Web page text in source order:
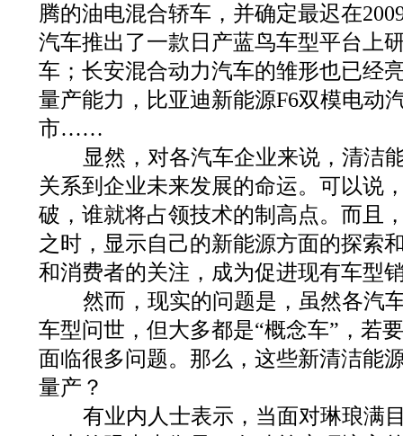
腾的油电混合轿车，并确定最迟在
汽车推出了一款日产蓝鸟车型平台上
车；长安混合动力汽车的雏形也已经
量产能力，比亚迪新能源F6双模电动
市……
显然，对各汽车企业来说，清洁
关系到企业未来发展的命运。可以说
破，谁就将占领技术的制高点。而且
之时，显示自己的新能源方面的探索
和消费者的关注，成为促进现有车型
然而，现实的问题是，虽然各汽
车型问世，但大多都是“概念车”，若
面临很多问题。那么，这些新清洁能
量产？
有业内人士表示，当面对琳琅满